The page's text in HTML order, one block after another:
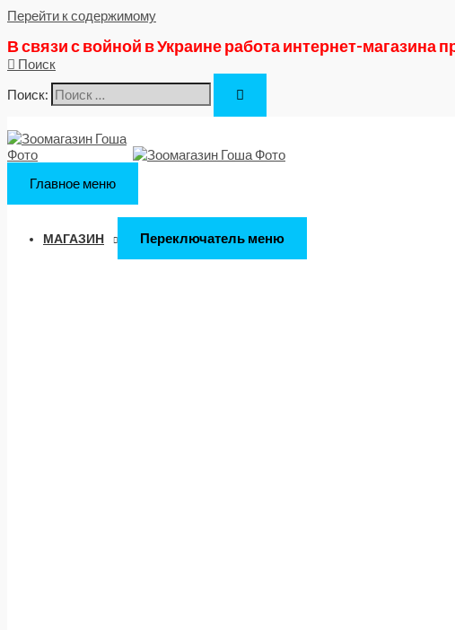
Перейти к содержимому
В связи с войной в Украине работа интернет-магазина
Поиск
Поиск:
Главное меню
МАГАЗИН Переключатель меню